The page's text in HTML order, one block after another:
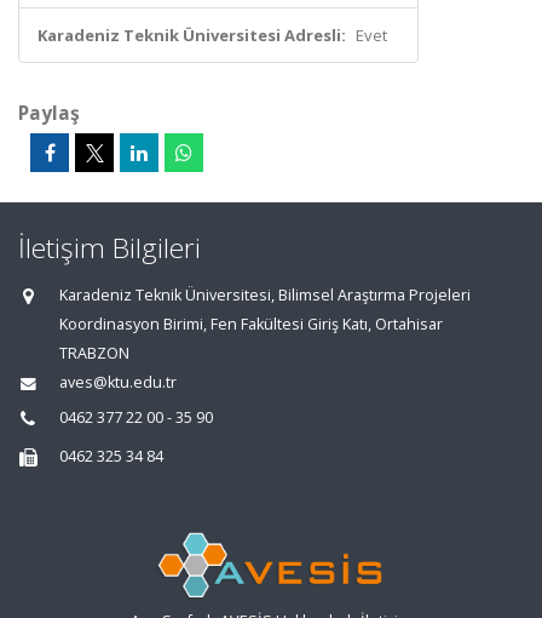
Karadeniz Teknik Üniversitesi Adresli: Evet
Paylaş
İletişim Bilgileri
Karadeniz Teknik Üniversitesi, Bilimsel Araştırma Projeleri
Koordinasyon Birimi, Fen Fakültesi Giriş Katı, Ortahisar
TRABZON
aves@ktu.edu.tr
0462 377 22 00 - 35 90
0462 325 34 84